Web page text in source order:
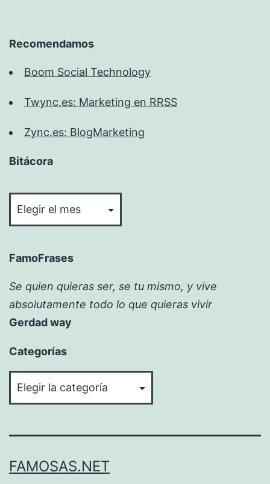
Recomendamos
Boom Social Technology
Twync.es: Marketing en RRSS
Zync.es: BlogMarketing
Bitácora
FamoFrases
Se quien quieras ser, se tu mismo, y vive
absolutamente todo lo que quieras vivir
Gerdad way
Categorías
FAMOSAS.NET